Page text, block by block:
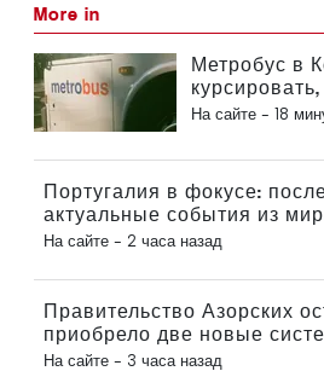
More in
Метробус в
завершения
На сайте - 18
Португалия в фокусе:
актуальные события из
главные новости, которые
На сайте - 2 часа назад
Правительство Азорских
приобрело две новые
роботизированной хирургии
На сайте - 3 часа назад